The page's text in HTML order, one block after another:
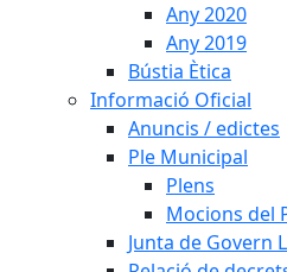
Any 2020
Any 2019
Bústia Ètica
Informació Oficial
Anuncis / edictes
Ple Municipal
Plens
Mocions del
Junta de Govern